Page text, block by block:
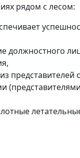
рядом с лесом:
должностного
представителей